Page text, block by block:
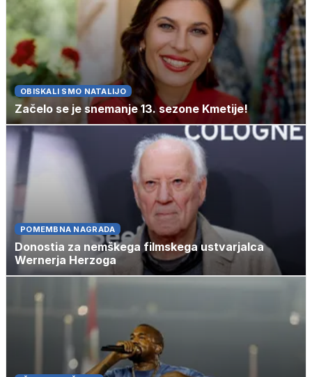
OBISKALI SMO NATALIJO
Začelo se je snemanje 13. sezone Kmetije!
POMEMBNA NAGRADA
Donostia za nemškega filmskega ustvarjalca
Wernerja Herzoga